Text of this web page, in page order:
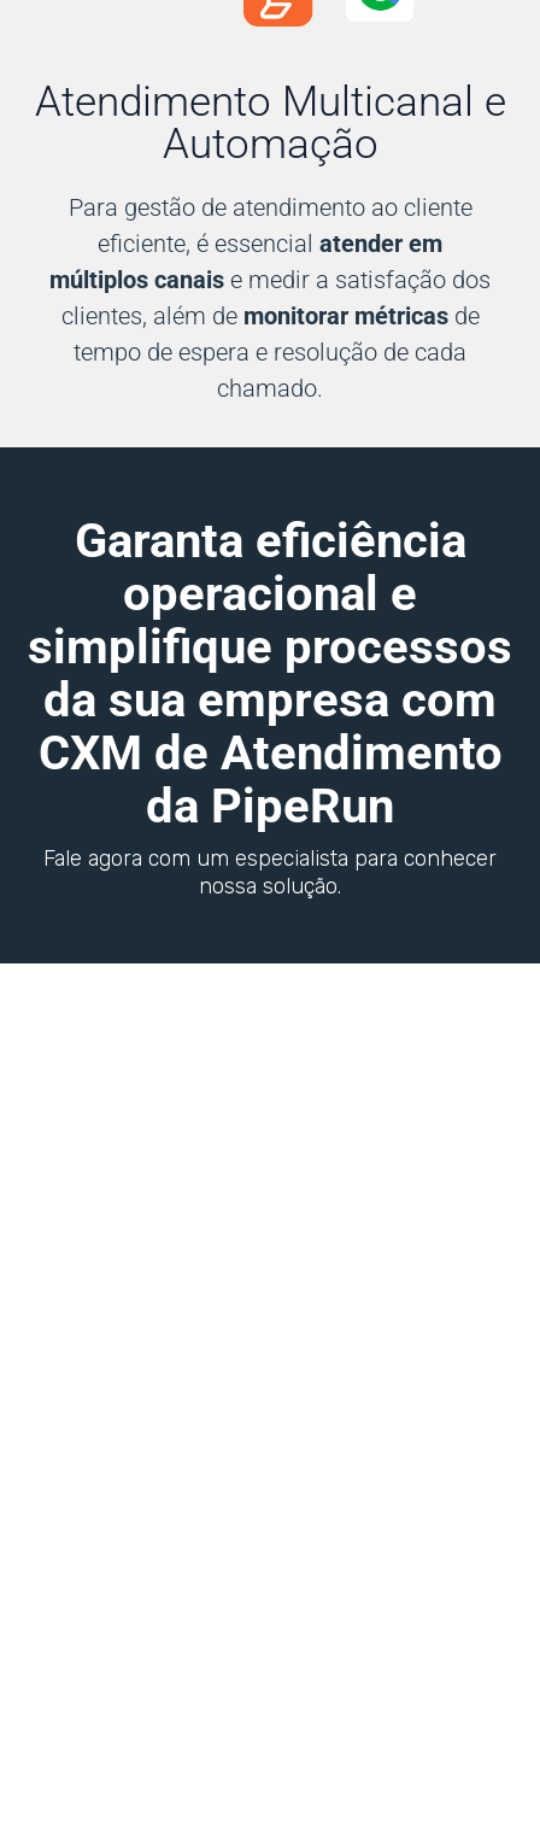
Atendimento Multicanal e
Automação
Para gestão de atendimento ao cliente
eficiente, é essencial atender em
múltiplos canais e medir a satisfação dos
clientes, além de monitorar métricasde
tempo de espera e resolução de cada
chamado.
Garanta eficiência
operacional e
simplifique processos
da sua empresa com
CXM de Atendimento
da PipeRun
Fale agora com um especialista para conhecer
nossa solução.